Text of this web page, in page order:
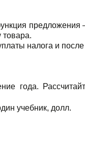
предложения
товара.
налога и после
года.
учебник, долл.